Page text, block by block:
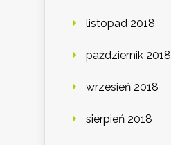
listopad 2018
październik 2018
wrzesień 2018
sierpień 2018